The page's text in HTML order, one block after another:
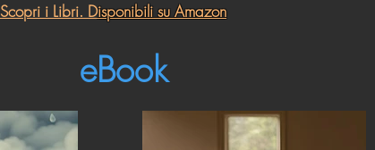
Scopri i Libri. Disponibili su Amazon
eBook